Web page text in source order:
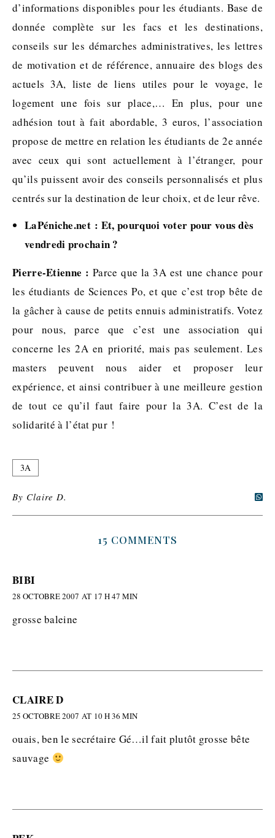
d’informations disponibles pour les étudiants. Base de
donnée complète sur les facs et les destinations,
conseils sur les démarches administratives, les lettres
de motivation et de référence, annuaire des blogs des
actuels 3A, liste de liens utiles pour le voyage, le
logement une fois sur place,… En plus, pour une
adhésion tout à fait abordable, 3 euros, l’association
propose de mettre en relation les étudiants de 2e année
avec ceux qui sont actuellement à l’étranger, pour
qu’ils puissent avoir des conseils personnalisés et plus
centrés sur la destination de leur choix, et de leur rêve.
LaPéniche.net : Et, pourquoi voter pour vous dès
vendredi prochain ?
Pierre-Etienne : Parce que la 3A est une chance pour
les étudiants de Sciences Po, et que c’est trop bête de
la gâcher à cause de petits ennuis administratifs. Votez
pour nous, parce que c’est une association qui
concerne les 2A en priorité, mais pas seulement. Les
masters peuvent nous aider et proposer leur
expérience, et ainsi contribuer à une meilleure gestion
de tout ce qu’il faut faire pour la 3A. C’est de la
solidarité à l’état pur !
3A
By Claire D.
15 COMMENTS
BIBI
28 OCTOBRE 2007 AT 17 H 47 MIN
grosse baleine
CLAIRE D
25 OCTOBRE 2007 AT 10 H 36 MIN
ouais, ben le secrétaire Gé…il fait plutôt grosse bête
sauvage